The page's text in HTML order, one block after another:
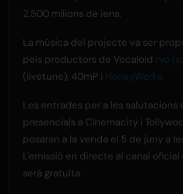
2.500 milions de iens.
La música del projecte va ser
pels productors de Vocaloid ryo
(livetune), 40mP i HoneyWorks.
Les entrades per a les salutacions
presencials a Cinemacity i
posaran a la venda el 5 de juny a
L'emissió en directe al canal oficial
serà gratuïta.